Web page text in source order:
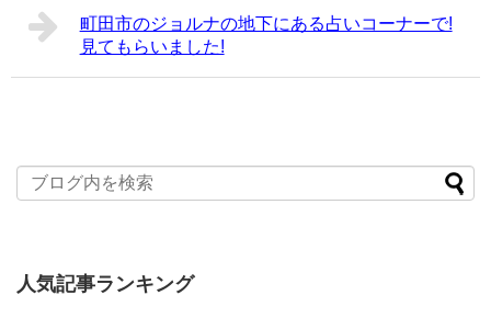
町田市のジョルナの地下にある占いコーナーで!
見てもらいました!
人気記事ランキング